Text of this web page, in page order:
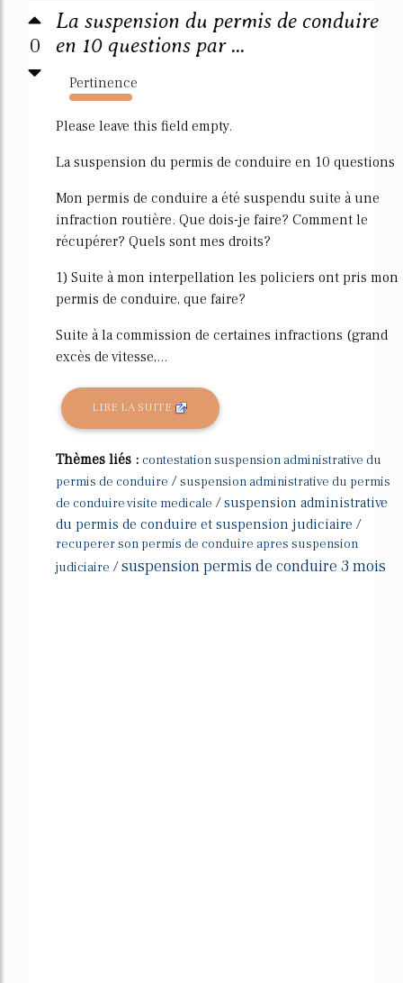
0
La suspension du permis de conduire
en 10 questions par ...
Pertinence
6750%
Please leave this field empty.
La suspension du permis de conduire en 10 questions
Mon permis de conduire a été suspendu suite à une
infraction routière. Que dois-je faire? Comment le
récupérer? Quels sont mes droits?
1) Suite à mon interpellation les policiers ont pris mon
permis de conduire, que faire?
Suite à la commission de certaines infractions (grand
excès de vitesse,...
LIRE LA SUITE
Thèmes liés : contestation suspension administrative du
permis de conduire /suspension administrative du permis
de conduire visite medicale /suspension administrative
du permis de conduire et suspension judiciaire /
recuperer son permis de conduire apres suspension
judiciaire /suspension permis de conduire 3 mois